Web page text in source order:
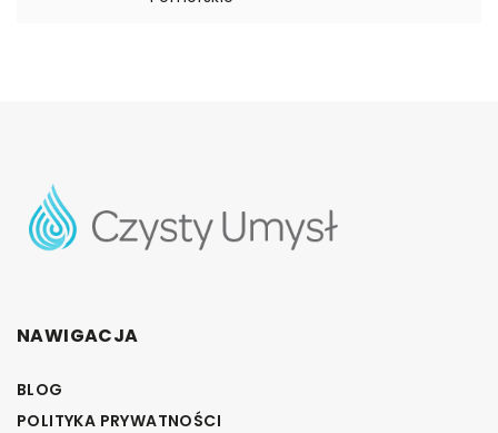
NAWIGACJA
BLOG
POLITYKA PRYWATNOŚCI